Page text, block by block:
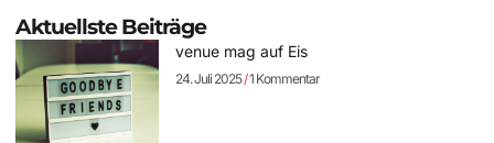
Aktuellste Beiträge
venue mag auf Eis
24. Juli 2025 1 Kommentar